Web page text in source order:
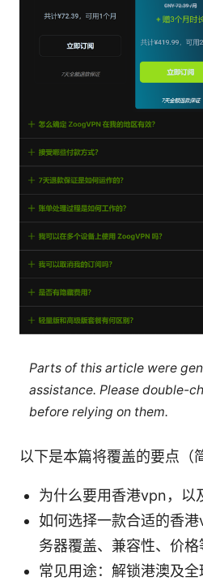
Parts of this article were
assistance. Please double-
before relying on them.
以下是本篇将覆盖的要点（
为什么要用香港vpn，以
如何选择一款合适的香
务器覆盖、兼容性、价格
常见用途：解锁港澳及